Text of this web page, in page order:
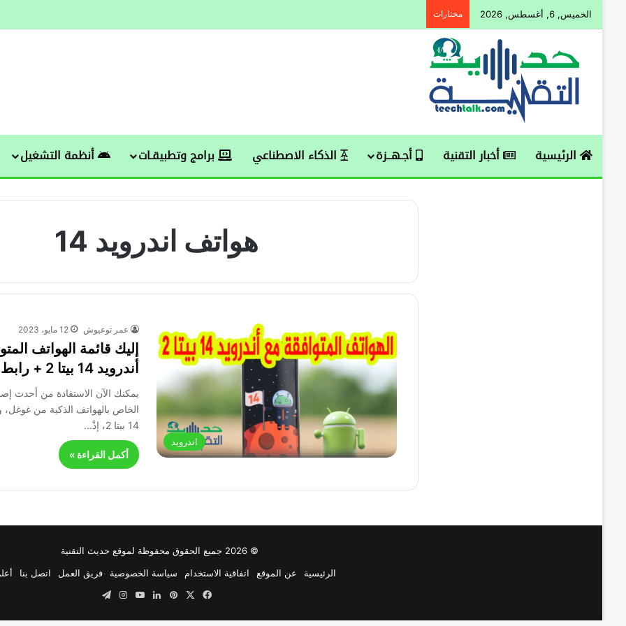
الخميس, 6, أغسطس, 2026 مختارات
الرئيسية أخبار التقنية أجـهــزة الذكاء الاصطناعي برامج وتطبيقـات أنظمة التشغيل
هواتف اندرويد 14
اندرويد
عمر توعيوش 12 مايو، 2023
إليك قائمة الهواتف
أندرويد 14 بيتا 2 + رابط التحميل
يمكنك الآن الاستفادة من أحدث
الخاص بالهواتف الذكية من غوغل،
14 بيتا 2، إذْ…
أكمل القراءة »
© 2026 جميع الحقوق محفوظة لموقع حديث التقنية
الرئيسية
عن الموقع اتفاقية الاستخدام سياسة الخصوصية فريق العمل اتصل بنا
فيسبوك
بينتيريستلينكدإن‫YouTubeانستقرام